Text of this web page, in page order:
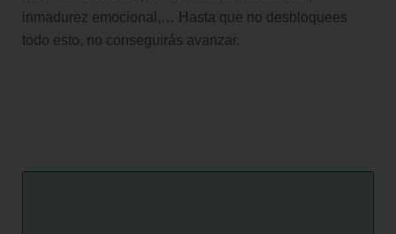
inmadurez emocional,… Hasta que no desbloquees
todo esto, no conseguirás avanzar.